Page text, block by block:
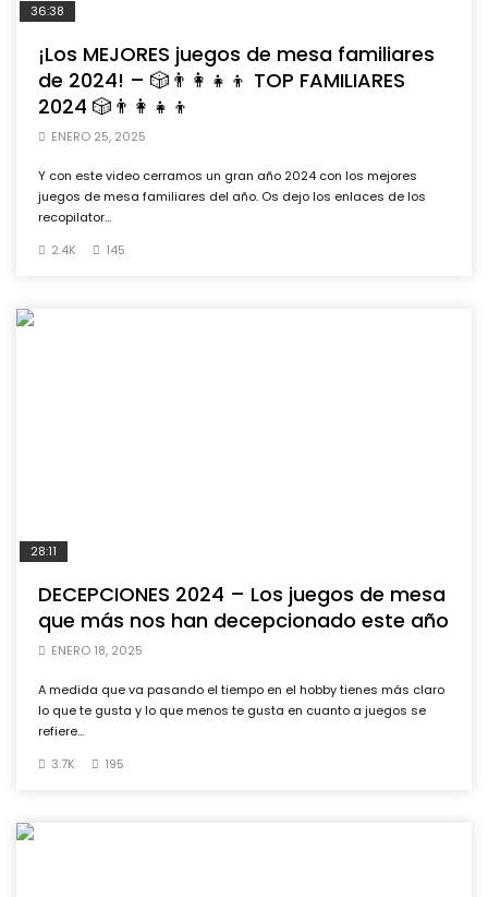
36:38
¡Los MEJORES juegos de mesa familiares
de 2024! – 🎲👨‍👩‍👧‍👦 TOP FAMILIARES
2024 🎲👨‍👩‍👧‍👦
ENERO 25, 2025
Y con este video cerramos un gran año 2024 con los mejores
juegos de mesa familiares del año. Os dejo los enlaces de los
recopilator...
2.4K
145
28:11
DECEPCIONES 2024 – Los juegos de mesa
que más nos han decepcionado este año
ENERO 18, 2025
A medida que va pasando el tiempo en el hobby tienes más claro
lo que te gusta y lo que menos te gusta en cuanto a juegos se
refiere...
3.7K
195